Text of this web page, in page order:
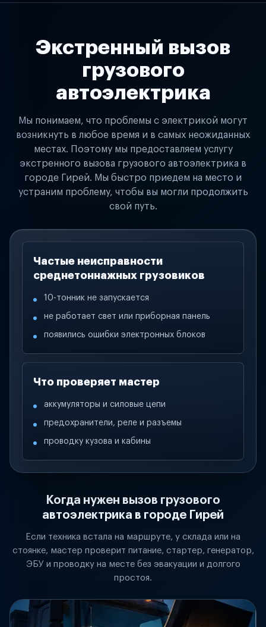
Экстренный вызов
грузового
автоэлектрика
Мы понимаем, что проблемы с электрикой могут
возникнуть в любое время и в самых неожиданных
местах. Поэтому мы предоставляем услугу
экстренного вызова грузового автоэлектрика в
городе Гирей. Мы быстро приедем на место и
устраним проблему, чтобы вы могли продолжить
свой путь.
Частые неисправности
среднетоннажных грузовиков
10-тонник не запускается
не работает свет или приборная панель
появились ошибки электронных блоков
Что проверяет мастер
аккумуляторы и силовые цепи
предохранители, реле и разъемы
проводку кузова и кабины
Когда нужен вызов грузового
автоэлектрика в городе Гирей
Если техника встала на маршруте, у склада или на
стоянке, мастер проверит питание, стартер, генератор,
ЭБУ и проводку на месте без эвакуации и долгого
простоя.